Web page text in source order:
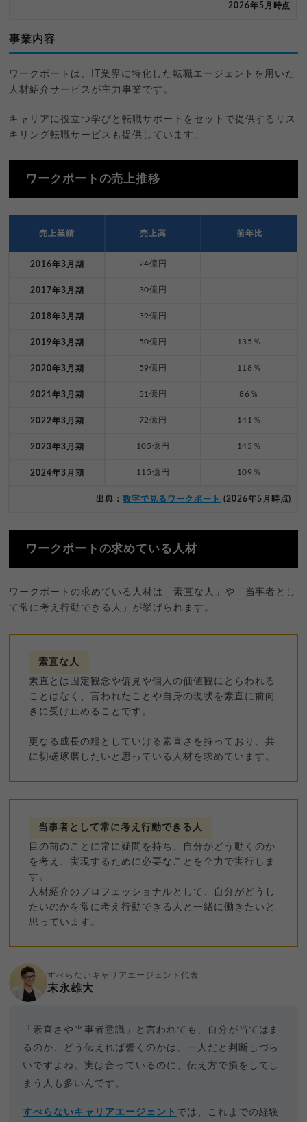
2026年5月時点
事業内容
ワークポートは、IT業界に特化した転職エージェントを用いた
人材紹介サービスが主力事業です。
キャリアに役立つ学びと転職サポートをセットで提供するリス
キリング転職サービスも提供しています。
ワークポートの売上推移
売上業績 売上高 前年比
2016年3月期 24億円 ---
2017年3月期 30億円 ---
2018年3月期 39億円 ---
2019年3月期 50億円 135％
2020年3月期 59億円 118％
2021年3月期 51億円 86％
2022年3月期 72億円 141％
2023年3月期 105億円 145％
2024年3月期 115億円 109％
出典：数字で見るワークポート (2026年5月時点)
ワークポートの求めている人材
ワークポートの求めている人材は「素直な人」や「当事者とし
て常に考え行動できる人」が挙げられます。
素直な人
素直とは固定観念や偏見や個人の価値観にとらわれる
ことはなく、言われたことや自身の現状を素直に前向
きに受け止めることです。
更なる成長の糧としていける素直さを持っており、共
に切磋琢磨したいと思っている人材を求めています。
当事者として常に考え行動できる人
目の前のことに常に疑問を持ち、自分がどう動くのか
を考え、実現するために必要なことを全力で実行しま
す。
人材紹介のプロフェッショナルとして、自分がどうし
たいのかを常に考え行動できる人と一緒に働きたいと
思っています。
すべらないキャリアエージェント代表
末永雄大
「素直さや当事者意識」と言われても、自分が当てはま
るのか、どう伝えれば響くのかは、一人だと判断しづら
いですよね。実は合っているのに、伝え方で損をしてし
まう人も多いんです。
すべらないキャリアエージェント では、これまでの経験